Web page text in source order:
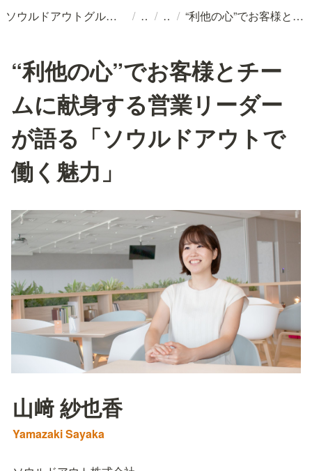
ソウルドアウトグループ採用情報 / / / “利他の心”でお客様とチームに献身する営業リーダーが語る「ソウルドアウトで働く魅力」
“利他の心”でお客様とチー
ムに献身する営業リーダー
が語る「ソウルドアウトで
働く魅力」
山﨑 紗也香
Yamazaki Sayaka